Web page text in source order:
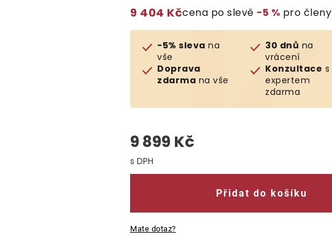
9 404 Kčcena po slevě −5 % pro členy
-5% sleva na
vše
Doprava
zdarma na vše
30 dnů na
vrácení
Konzultace s
expertem
zdarma
9 899 Kč
Měrná cena:
Přidat do košíku
Mate dotaz?